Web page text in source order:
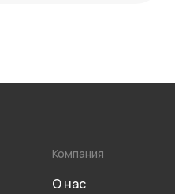
Компания
О нас